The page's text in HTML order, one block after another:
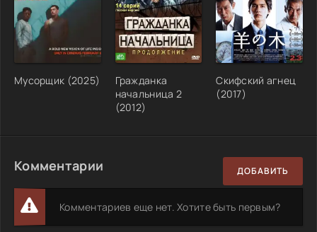
Мусорщик (2025)
Гражданка
начальница 2
(2012)
Скифский агнец
(2017)
Комментарии ДОБАВИТЬ
Комментариев еще нет. Хотите быть первым?